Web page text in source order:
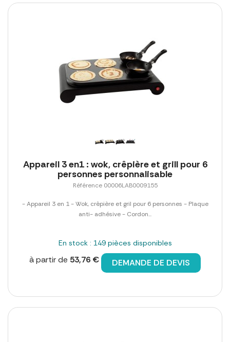
Appareil 3 en1 : wok, crêpière et grill pour 6
personnes personnalisable
Référence 00006LAB0009155
- Appareil 3 en 1 - Wok, crêpière et gril pour 6 personnes - Plaque
anti- adhésive - Cordon...
En stock : 149 pièces disponibles
à partir de 53,76 € DEMANDE DE DEVIS